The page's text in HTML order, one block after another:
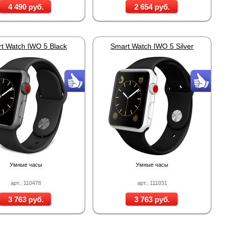
Proline PR-LED0503F2AA RED
250 руб.
Карта EM Marine (тонкая)
30 руб.
EM-Marine N006BB
137 руб.
4 490 руб. 2 654 руб.
арт.: 110478
Watch IWO 5 Black
Умные часы
3 763 руб.
арт.: 111031
Smart Watch IWO 5 Silver
Умные часы
3 763 руб.